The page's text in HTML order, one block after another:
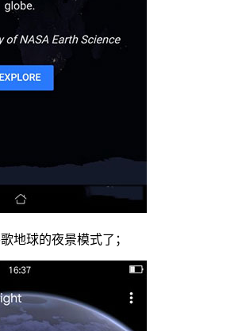
地球的夜景模式了；